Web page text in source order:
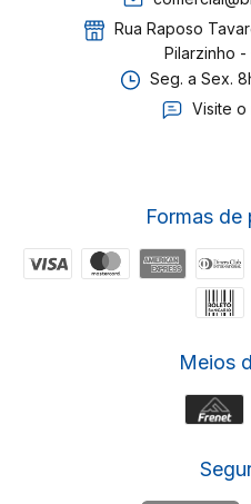
Rua Raposo
Pilarzinho -
Seg. a Sex.
Visite o
Formas de
Meios